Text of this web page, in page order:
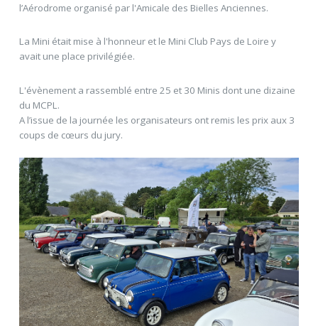
l’Aérodrome organisé par l'Amicale des Bielles Anciennes.
La Mini était mise à l'honneur et le Mini Club Pays de Loire y
avait une place privilégiée.
L'évènement a rassemblé entre 25 et 30 Minis dont une dizaine
du MCPL.
A l’issue de la journée les organisateurs ont remis les prix aux 3
coups de cœurs du jury.